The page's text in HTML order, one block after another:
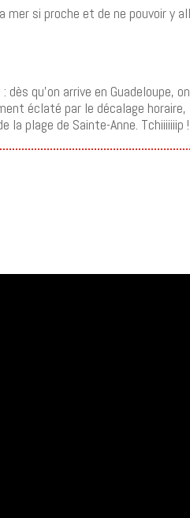
si proche et de ne pouvoir y
qu’on arrive en Guadeloupe,
éclaté par le décalage horaire,
la plage de Sainte-Anne. Tchiiiiiiip !